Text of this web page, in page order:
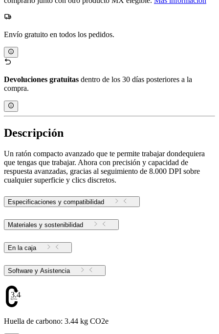
Envío gratuito en todos los pedidos.
Devoluciones gratuitas dentro de los 30 días posteriores a la
compra.
Descripción
Un ratón compacto avanzado que te permite trabajar dondequiera
que tengas que trabajar. Ahora con precisión y capacidad de
respuesta avanzadas, gracias al seguimiento de 8.000 DPI sobre
cualquier superficie y clics discretos.
Especificaciones y compatibilidad
Materiales y sostenibilidad
En la caja
Software y Asistencia
3.44
Huella de carbono: 3.44 kg CO2e